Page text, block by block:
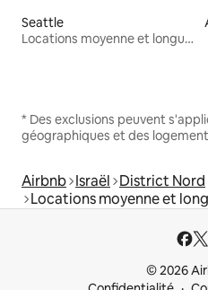
Seattle
Locations moyenne et longue durée
* Des exclusions peuvent
géographiques et des
Airbnb Israël District Nord
Locations moyenne et
© 2026